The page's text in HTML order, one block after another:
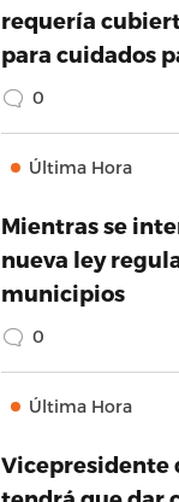
requería
para cuidados
0
Última Hora
Mientras se
nueva ley
municipios
0
Última Hora
Vicepresidente